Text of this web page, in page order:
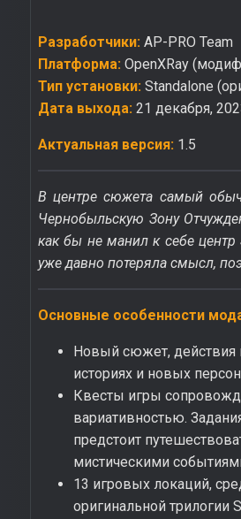
Разработчики: AP-PRO Team
Платформа: OpenXRay
Тип установки: Standalone
Дата выхода: 21 декабря,
Актуальная версия: 1.5
В центре сюжета самый
Чернобыльскую Зону
как бы не манил к себе
уже давно потеряла смысл,
Основные особенности
Новый сюжет, действия
историях и новых
Квесты игры
вариативностью.
предстоит
мистическими
13 игровых локаций,
оригинальной трилогии